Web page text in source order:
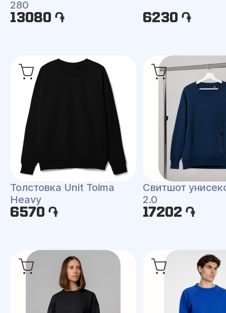
280
13080 ֏ 6230 ֏
Толстовка Unit Toima
Heavy
6570 ֏
Свитшот
2.0
17202 ֏